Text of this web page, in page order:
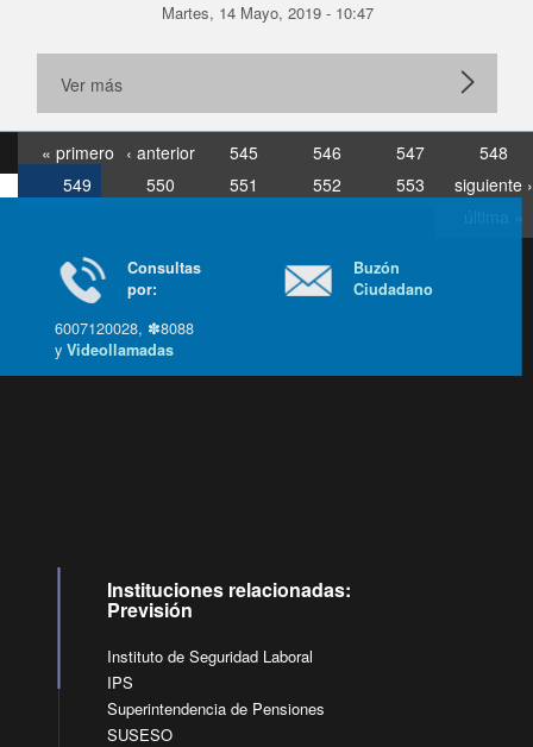
Martes, 14 Mayo, 2019 - 10:47
Ver más
« primero ‹ anterior 545 546 547
548
549
550 551 552 553
siguiente ›
última »
Consultas
por:
6007120028, ✽8088
yVideollamadas
Buzón
Ciudadano
Instituciones relacionadas:
Previsión
Instituto de Seguridad Laboral
IPS
Superintendencia de Pensiones
SUSESO